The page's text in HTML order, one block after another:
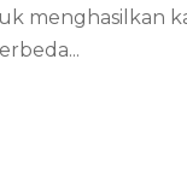
menghasilkan